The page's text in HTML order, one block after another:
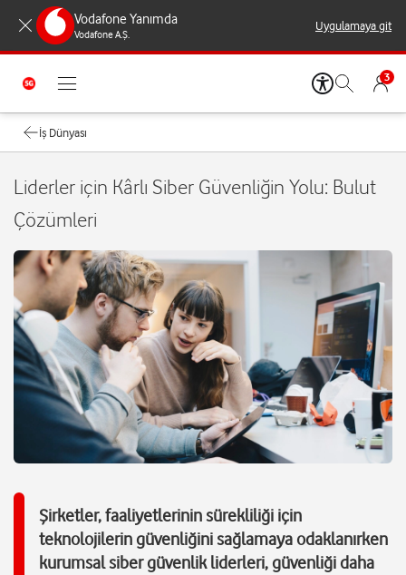
Vodafone Yanımda
Vodafone A.Ş.
Uygulamaya git
3
İş Dünyası
Liderler için Kârlı Siber Güvenliğin Yolu: Bulut
Çözümleri
Şirketler, faaliyetlerinin sürekliliği için
teknolojilerin güvenliğini sağlamaya odaklanırken
kurumsal siber güvenlik liderleri, güvenliği daha